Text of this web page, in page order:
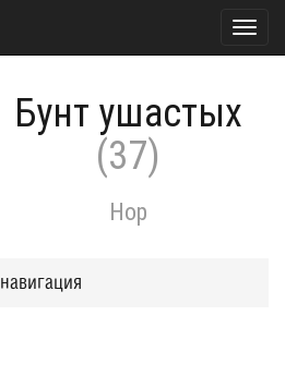
Бунт ушастых
(37)
Hop
навигация